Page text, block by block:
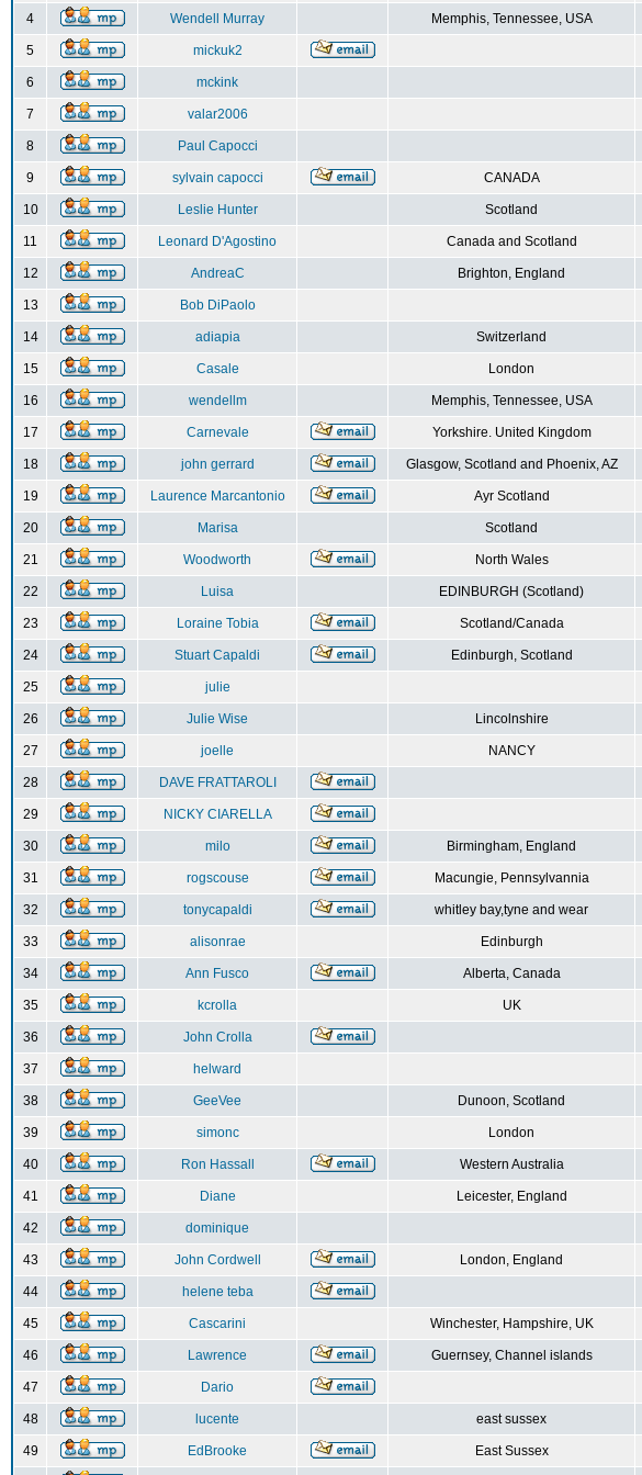
4 Wendell Murray Memphis, Tennessee, USA
5 mickuk2
6 mckink
7 valar2006
8 Paul Capocci
9 sylvain capocci CANADA
10 Leslie Hunter Scotland
11 Leonard D'Agostino Canada and Scotland
12 AndreaC Brighton, England
13 Bob DiPaolo
14 adiapia Switzerland
15 Casale London
16 wendellm Memphis, Tennessee, USA
17 Carnevale Yorkshire. United Kingdom
18 john gerrard Glasgow, Scotland and Phoenix, AZ
19 Laurence Marcantonio Ayr Scotland
20 Marisa Scotland
21 Woodworth North Wales
22 Luisa EDINBURGH (Scotland)
23 Loraine Tobia Scotland/Canada
24 Stuart Capaldi Edinburgh, Scotland
25 julie
26 Julie Wise Lincolnshire
27 joelle NANCY
28 DAVE FRATTAROLI
29 NICKY CIARELLA
30 milo Birmingham, England
31 rogscouse Macungie, Pennsylvannia
32 tonycapaldi whitley bay,tyne and wear
33 alisonrae Edinburgh
34 Ann Fusco Alberta, Canada
35 kcrolla UK
36 John Crolla
37 helward
38 GeeVee Dunoon, Scotland
39 simonc London
40 Ron Hassall Western Australia
41 Diane Leicester, England
42 dominique
43 John Cordwell London, England
44 helene teba
45 Cascarini Winchester, Hampshire, UK
46 Lawrence Guernsey, Channel islands
47 Dario
48 lucente east sussex
49 EdBrooke East Sussex